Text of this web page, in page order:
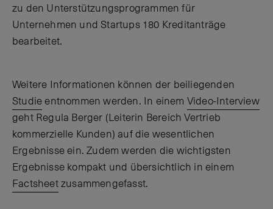
zu den Unterstützungsprogrammen für
Unternehmen und Startups 180 Kreditanträge
bearbeitet.
Weitere Informationen können der beiliegenden
Studieentnommen werden. In einem Video-Interview
geht Regula Berger (Leiterin Bereich Vertrieb
kommerzielle Kunden) auf die wesentlichen
Ergebnisse ein. Zudem werden die wichtigsten
Ergebnisse kompakt und übersichtlich in einem
Factsheetzusammengefasst.